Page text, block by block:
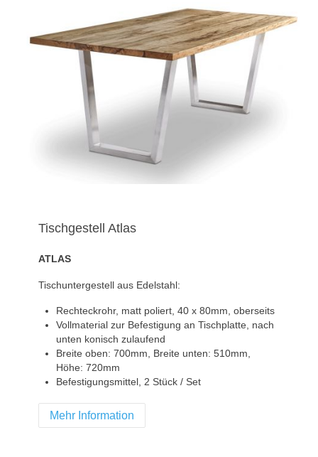
Tischgestell Atlas
ATLAS
Tischuntergestell aus Edelstahl:
Rechteckrohr, matt poliert, 40 x 80mm, oberseits
Vollmaterial zur Befestigung an Tischplatte, nach
unten konisch zulaufend
Breite oben: 700mm, Breite unten: 510mm,
Höhe: 720mm
Befestigungsmittel, 2 Stück / Set
Mehr Information